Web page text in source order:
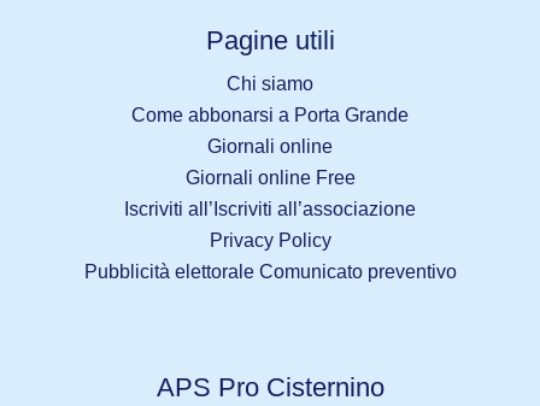
Pagine utili
Chi siamo
Come abbonarsi a Porta Grande
Giornali online
Giornali online Free
Iscriviti all’Iscriviti all’associazione
Privacy Policy
Pubblicità elettorale Comunicato preventivo
APS Pro Cisternino